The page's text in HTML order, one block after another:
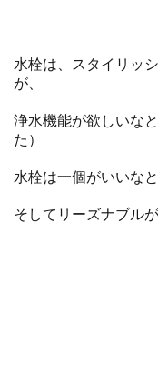
水栓は、スタイリッ
が、
浄水機能が欲しいな
た）
水栓は一個がいいな
そしてリーズナブルが